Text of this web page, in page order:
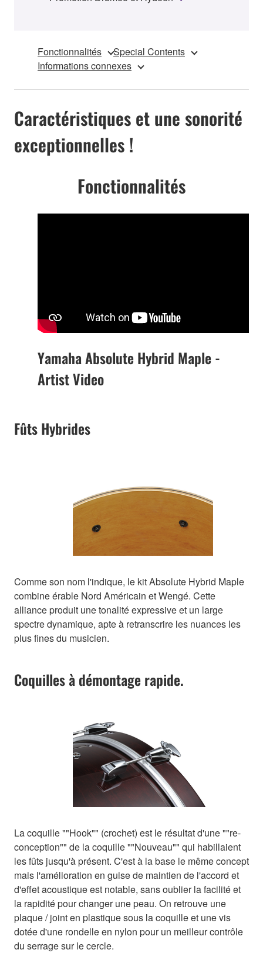
Fonctionnalités
Special Contents
Informations connexes
Caractéristiques et une sonorité
exceptionnelles !
Fonctionnalités
Yamaha Absolute Hybrid Maple -
Artist Video
Fûts Hybrides
Comme son nom l'indique, le kit Absolute Hybrid Maple
combine érable Nord Américain et Wengé. Cette
alliance produit une tonalité expressive et un large
spectre dynamique, apte à retranscrire les nuances les
plus fines du musicien.
Coquilles à démontage rapide.
La coquille ""Hook"" (crochet) est le résultat d'une ""re-
conception"" de la coquille ""Nouveau"" qui habillaient
les fûts jusqu'à présent. C'est à la base le même concept
mais l'amélioration en guise de maintien de l'accord et
d'effet acoustique est notable, sans oublier la facilité et
la rapidité pour changer une peau. On retrouve une
plaque / joint en plastique sous la coquille et une vis
dotée d'une rondelle en nylon pour un meilleur contrôle
du serrage sur le cercle.